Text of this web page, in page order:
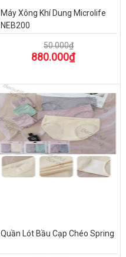
Máy Xông Khí Dung Microlife
NEB200
50.000₫
880.000₫
Quần Lót Bầu Cạp Chéo Spring